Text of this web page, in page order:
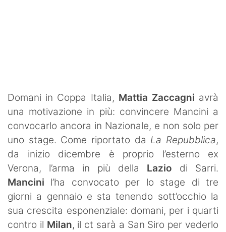
Contatti
Domani in Coppa Italia, Mattia Zaccagni avrà
una motivazione in più: convincere Mancini a
convocarlo ancora in Nazionale, e non solo per
uno stage. Come riportato da La Repubblica,
da inizio dicembre è proprio l’esterno ex
Verona, l’arma in più della Lazio di Sarri.
Mancini l’ha convocato per lo stage di tre
giorni a gennaio e sta tenendo sott’occhio la
sua crescita esponenziale: domani, per i quarti
contro il Milan, il ct sarà a San Siro per vederlo